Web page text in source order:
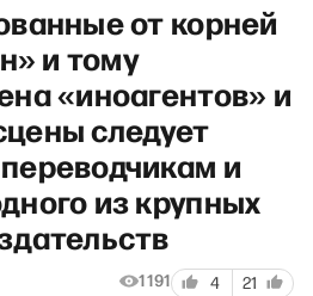
от корней
и тому
«иноагентов» и
следует
и
из крупных
1191 4 21